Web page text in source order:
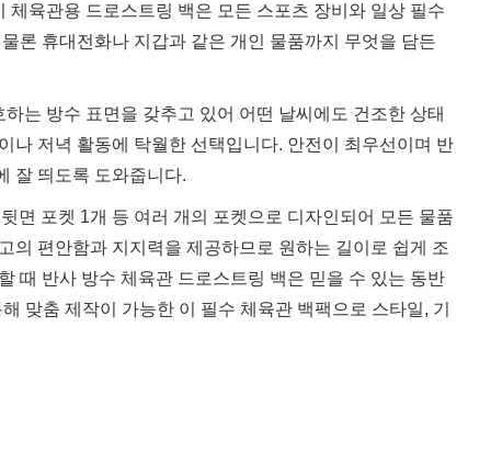
육관용 드로스트링 백은 모든 스포츠 장비와 일상 필수
론 휴대전화나 지갑과 같은 개인 물품까지 무엇을 담든
는 방수 표면을 갖추고 있어 어떤 날씨에도 건조한 상태
나 저녁 활동에 탁월한 선택입니다. 안전이 최우선이며 반
잘 띄도록 도와줍니다.
면 포켓 1개 등 여러 개의 포켓으로 디자인되어 모든 물품
의 편안함과 지지력을 제공하므로 원하는 길이로 쉽게 조
때 반사 방수 체육관 드로스트링 백은 믿을 수 있는 동반
맞춤 제작이 가능한 이 필수 체육관 백팩으로 스타일, 기